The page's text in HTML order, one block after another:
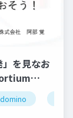
を見なお